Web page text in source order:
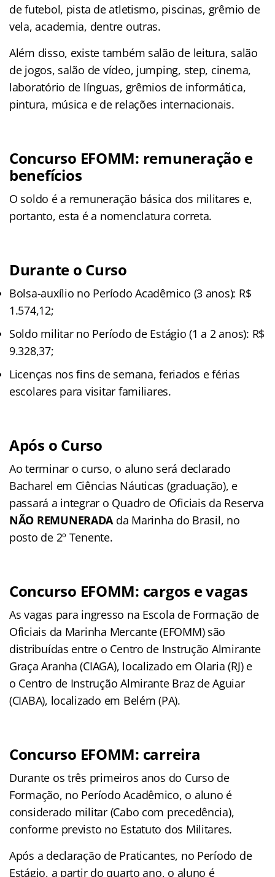
de futebol, pista de atletismo, piscinas, grêmio de
vela, academia, dentre outras.
Além disso, existe também salão de leitura, salão
de jogos, salão de vídeo, jumping, step, cinema,
laboratório de línguas, grêmios de informática,
pintura, música e de relações internacionais.
Concurso EFOMM: remuneração e
benefícios
O soldo é a remuneração básica dos militares e,
portanto, esta é a nomenclatura correta.
Durante o Curso
Bolsa-auxílio no Período Acadêmico (3 anos): R$
1.574,12;
Soldo militar no Período de Estágio (1 a 2 anos): R$
9.328,37;
Licenças nos fins de semana, feriados e férias
escolares para visitar familiares.
Após o Curso
Ao terminar o curso, o aluno será declarado
Bacharel em Ciências Náuticas (graduação), e
passará a integrar o Quadro de Oficiais da Reserva
NÃO REMUNERADAda Marinha do Brasil, no
posto de 2º Tenente.
Concurso EFOMM: cargos e vagas
As vagas para ingresso na Escola de Formação de
Oficiais da Marinha Mercante (EFOMM) são
distribuídas entre o Centro de Instrução Almirante
Graça Aranha (CIAGA), localizado em Olaria (RJ) e
o Centro de Instrução Almirante Braz de Aguiar
(CIABA), localizado em Belém (PA).
Concurso EFOMM: carreira
Durante os três primeiros anos do Curso de
Formação, no Período Acadêmico, o aluno é
considerado militar (Cabo com precedência),
conforme previsto no Estatuto dos Militares.
Após a declaração de Praticantes, no Período de
Estágio, a partir do quarto ano, o aluno é